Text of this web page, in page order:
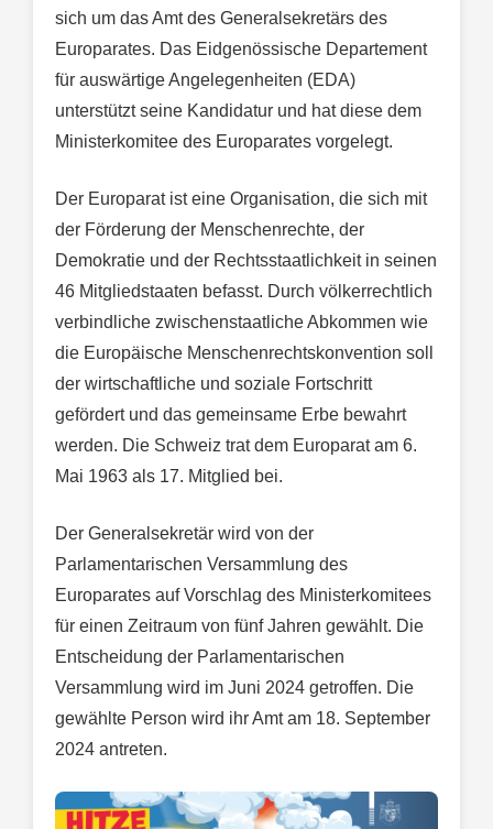
sich um das Amt des Generalsekretärs des
Europarates. Das Eidgenössische Departement
für auswärtige Angelegenheiten (EDA)
unterstützt seine Kandidatur und hat diese dem
Ministerkomitee des Europarates vorgelegt.
Der Europarat ist eine Organisation, die sich mit
der Förderung der Menschenrechte, der
Demokratie und der Rechtsstaatlichkeit in seinen
46 Mitgliedstaaten befasst. Durch völkerrechtlich
verbindliche zwischenstaatliche Abkommen wie
die Europäische Menschenrechtskonvention soll
der wirtschaftliche und soziale Fortschritt
gefördert und das gemeinsame Erbe bewahrt
werden. Die Schweiz trat dem Europarat am 6.
Mai 1963 als 17. Mitglied bei.
Der Generalsekretär wird von der
Parlamentarischen Versammlung des
Europarates auf Vorschlag des Ministerkomitees
für einen Zeitraum von fünf Jahren gewählt. Die
Entscheidung der Parlamentarischen
Versammlung wird im Juni 2024 getroffen. Die
gewählte Person wird ihr Amt am 18. September
2024 antreten.